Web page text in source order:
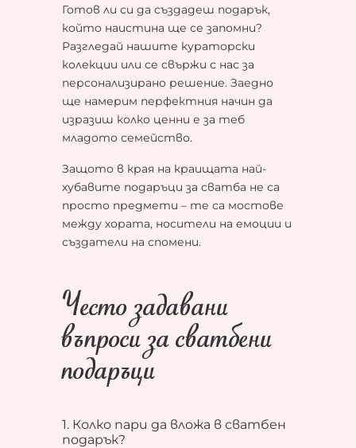
Готов ли си да създадеш подарък,
който наистина ще се запомни?
Разгледай нашите кураторски
колекции или се свържи с нас за
персонализирано решение. Заедно
ще намерим перфектния начин да
изразиш колко ценни е за теб
младото семейство.
Защото в края на краищата най-
хубавите подаръци за сватба не са
просто предмети – те са мостове
между хората, носители на емоции и
създатели на спомени.
Често задавани
въпроси за сватбени
подаръци
1. Колко пари да вложа в сватбен
подарък?